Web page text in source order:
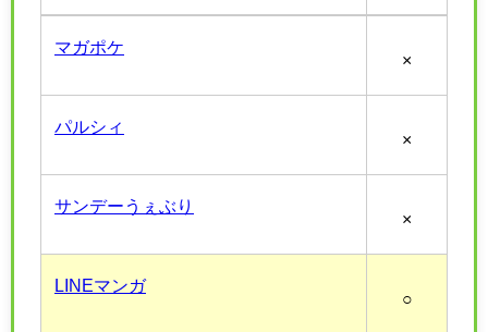
マガポケ
×
パルシィ
×
サンデーうぇぶり
×
LINEマンガ
○